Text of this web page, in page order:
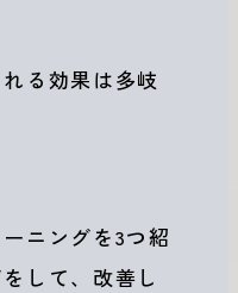
る効果は多岐
ニングを3つ紹
して、改善し